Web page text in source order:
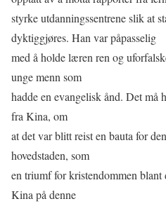
styrke utdanningssentrene slik at
dyktiggjøres. Han var påpasselig
med å holde læren ren og
unge menn som
hadde en evangelisk ånd. Det må
fra Kina, om
at det var blitt reist en bauta for
hovedstaden, som
en triumf for kristendommen blant
Kina på denne